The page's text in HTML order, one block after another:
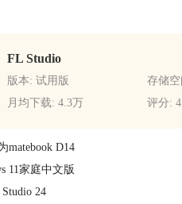
FL Studio
版本: 试用版 存储
月均下载: 4.3万
评分:
matebook D14
11家庭中文版
24